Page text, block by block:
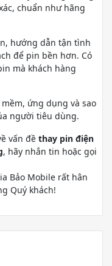
chuẩn như hãng
hướng dẫn tận tình
để pin bền hơn. Có
mà khách hàng
ứng dụng và sao
người tiêu dùng.
vấn đề thay pin điện
, hãy nhắn tin hoặc gọi
Bảo Mobile rất hân
Quý khách!